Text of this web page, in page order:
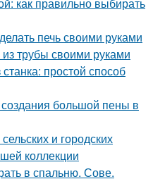
как правильно выбирать
печь своими руками
трубы своими руками
простой способ
большой пены в
и городских
коллекции
в спальню. Сове.